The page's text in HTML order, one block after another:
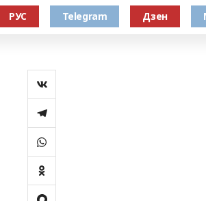
РУС Telegram Дзен